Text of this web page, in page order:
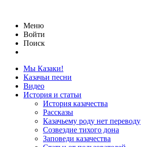
Меню
Войти
Поиск
Мы Казаки!
Казачьи песни
Видео
История и статьи
История казачества
Рассказы
Казачьему роду нет переводу
Созвездие тихого дона
Заповеди казачества